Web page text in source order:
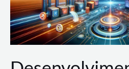
Cloud,
AWS
e
Azure